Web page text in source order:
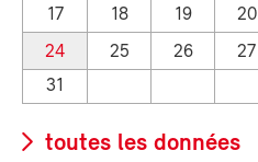
17
18 19 20
24
25 26 27
31
toutes les données